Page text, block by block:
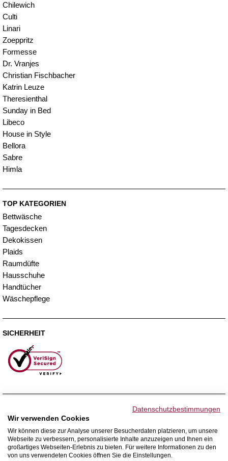
Chilewich
Culti
Linari
Zoeppritz
Formesse
Dr. Vranjes
Christian Fischbacher
Katrin Leuze
Theresienthal
Sunday in Bed
Libeco
House in Style
Bellora
Sabre
Himla
TOP KATEGORIEN
Bettwäsche
Tagesdecken
Dekokissen
Plaids
Raumdüfte
Hausschuhe
Handtücher
Wäschepflege
SICHERHEIT
WIR VERSENDEN MIT
Datenschutzbestimmungen
Wir verwenden Cookies
Wir können diese zur Analyse unserer Besucherdaten platzieren, um unsere
Webseite zu verbessern, personalisierte Inhalte anzuzeigen und Ihnen ein
großartiges Webseiten-Erlebnis zu bieten. Für weitere Informationen zu den
von uns verwendeten Cookies öffnen Sie die Einstellungen.